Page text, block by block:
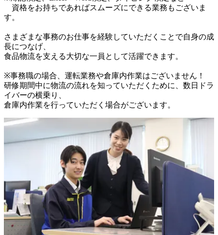
資格をお持ちであればスムーズにできる業務もございま
す。
さまざまな事務のお仕事を経験していただくことで自身の成
長につなげ、
食品物流を支える大切な一員として活躍できます。
※事務職の場合、運転業務や倉庫内作業はございません！
研修期間中に物流の流れを知っていただくために、数日ドラ
イバーの横乗り、
倉庫内作業を行っていただく場合がございます。